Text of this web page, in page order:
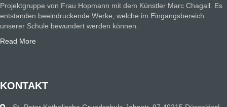
Projektgruppe von Frau Hopmann mit dem Künstler Marc Chagall. Es
entstanden beeindruckende Werke, welche im Eingangsbereich
unserer Schule bewundert werden können.
Read More
KONTAKT